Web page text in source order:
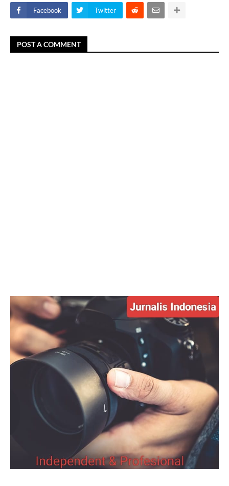
Facebook Twitter
POST A COMMENT